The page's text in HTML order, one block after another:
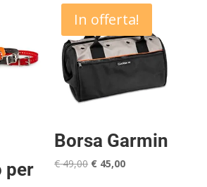
per
In offerta!
Borsa Garmin
€49,00 Il
€ 45,00Il